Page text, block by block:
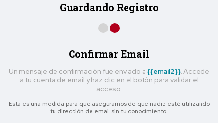
Guardando Registro
Confirmar Email
Un mensaje de confirmación fue enviado a {{email2}} . Accede
a tu cuenta de email y haz clic en el botón para validar el
acceso.
Esta es una medida para que asegurarnos de que nadie esté utilizando
tu dirección de email sin tu conocimiento.